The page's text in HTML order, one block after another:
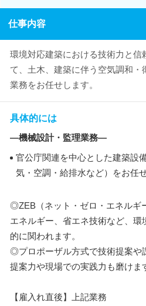
仕事内容
環境対応建築における技術力と信
て、土木、建築に伴う空気調和・
業務をお任せします。
具体的には
―機械設計・監理業務―
官公庁関連を中心とした建築設
気・空調・給排水など）をお任
◎ZEB（ネット・ゼロ・エネルギ
エネルギー、省エネ技術など、
的に関われます。
◎プロポーザル方式で技術提案や
提案力や現場での実践力も磨けま
【雇入れ直後】上記業務